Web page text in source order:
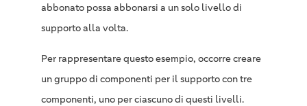
abbonato possa abbonarsi a un solo livello di
supporto alla volta.
Per rappresentare questo esempio, occorre creare
un gruppo di componenti per il supporto con tre
componenti, uno per ciascuno di questi livelli.